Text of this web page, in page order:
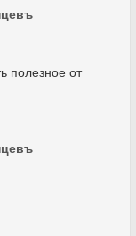
полезное от